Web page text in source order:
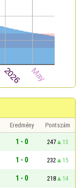
Eredmény
Pontszám
1 - 0 247
13
1 - 0 232
15
1 - 0 218
14